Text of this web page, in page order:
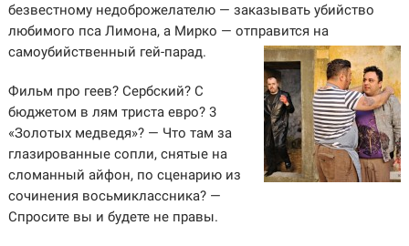
безвестному недоброжелателю — заказывать убийство
любимого пса Лимона, а Мирко — отправится на
самоубийственный гей-парад.
Фильм про геев? Сербский? С
бюджетом в лям триста евро? 3
«Золотых медведя»? — Что там за
глазированные сопли, снятые на
сломанный айфон, по сценарию из
сочинения восьмиклассника? —
Спросите вы и будете не правы.